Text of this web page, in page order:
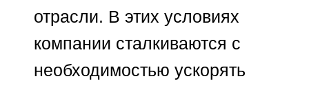
ответственности и находить
баланс между
коммерческими задачами,
требованиями регуляторов